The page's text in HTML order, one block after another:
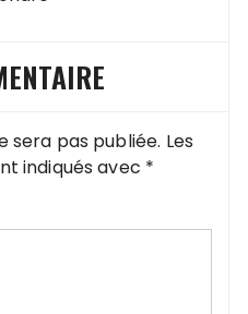
sera pas publiée. Les
indiqués avec *